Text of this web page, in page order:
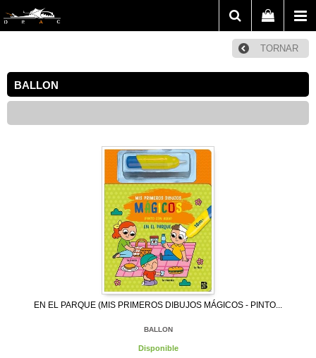
TORNAR
BALLON
EN EL PARQUE (MIS PRIMEROS DIBUJOS MÁGICOS - PINTO...
BALLON
Disponible